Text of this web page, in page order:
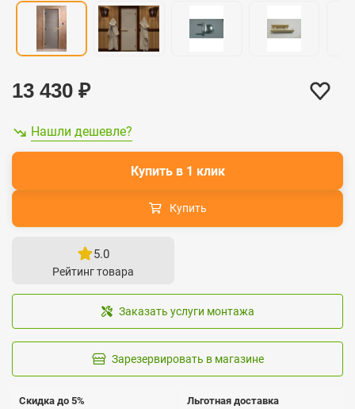
13 430 ₽
Нашли дешевле?
Купить
Купить в 1 клик
5.0
Рейтинг товара
Заказать услуги монтажа
Зарезервировать в магазине
Скидка до 5% Льготная доставка